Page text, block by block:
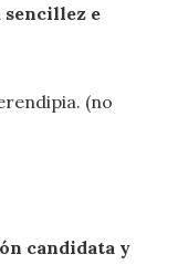
sencillez e
(no
candidata y